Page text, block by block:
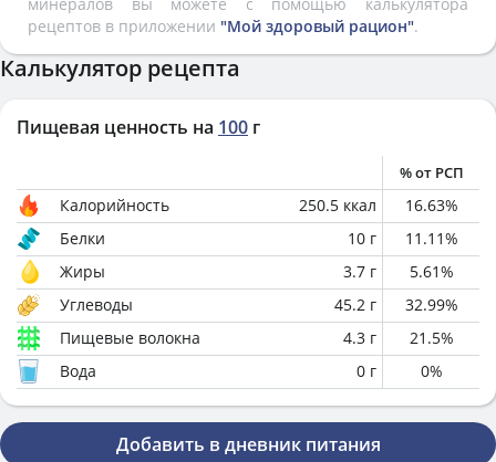
рецептов в приложении "Мой здоровый рацион".
Калькулятор рецепта
Пищевая ценность на 100 г
% от РСП
Калорийность 250.5 ккал 16.63%
Белки
10 г 11.11%
Жиры
3.7 г 5.61%
Углеводы
45.2 г 32.99%
Пищевые волокна
4.3 г 21.5%
Вода
0 г 0%
Добавить в дневник питания